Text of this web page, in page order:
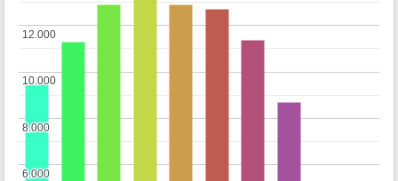
6.000
6.000
8.000
8.000
10.000
10.000
12.000
12.000